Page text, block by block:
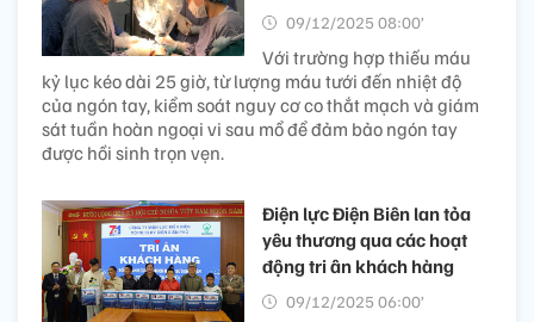
09/12/2025 08:00’
Với trường hợp thiếu máu
kỷ lục kéo dài 25 giờ, từ lượng máu tưới đến nhiệt độ
của ngón tay, kiểm soát nguy cơ co thắt mạch và giám
sát tuần hoàn ngoại vi sau mổ để đảm bảo ngón tay
được hồi sinh trọn vẹn.
Điện lực Điện Biên lan tỏa
yêu thương qua các hoạt
động tri ân khách hàng
09/12/2025 06:00’